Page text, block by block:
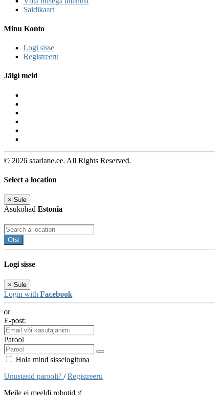
Saidikaart
Minu Konto
Logi sisse
Registreeru
Jälgi meid
© 2026 saarlane.ee. All Rights Reserved.
Select a location
× Sule
Asukohad Estonia
Otsi
Logi sisse
× Sule
Login with Facebook
or
E-post:
Parool
Hoia mind sisselogituna
Unustasid parooli? /Registreeru
Meile ei meeldi robotid :(